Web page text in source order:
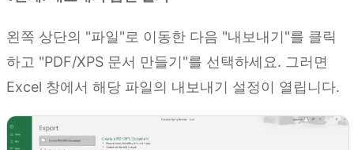
왼쪽 상단의 "파일"로 이동한 다음 "내보내기"를 클릭
하고 "PDF/XPS 문서 만들기"를 선택하세요. 그러면
Excel 창에서 해당 파일의 내보내기 설정이 열립니다.